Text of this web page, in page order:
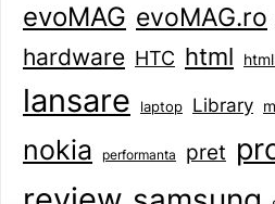
evoMAG evoMAG.ro
hardware HTC html
lansare laptop Library
nokia performanta pret